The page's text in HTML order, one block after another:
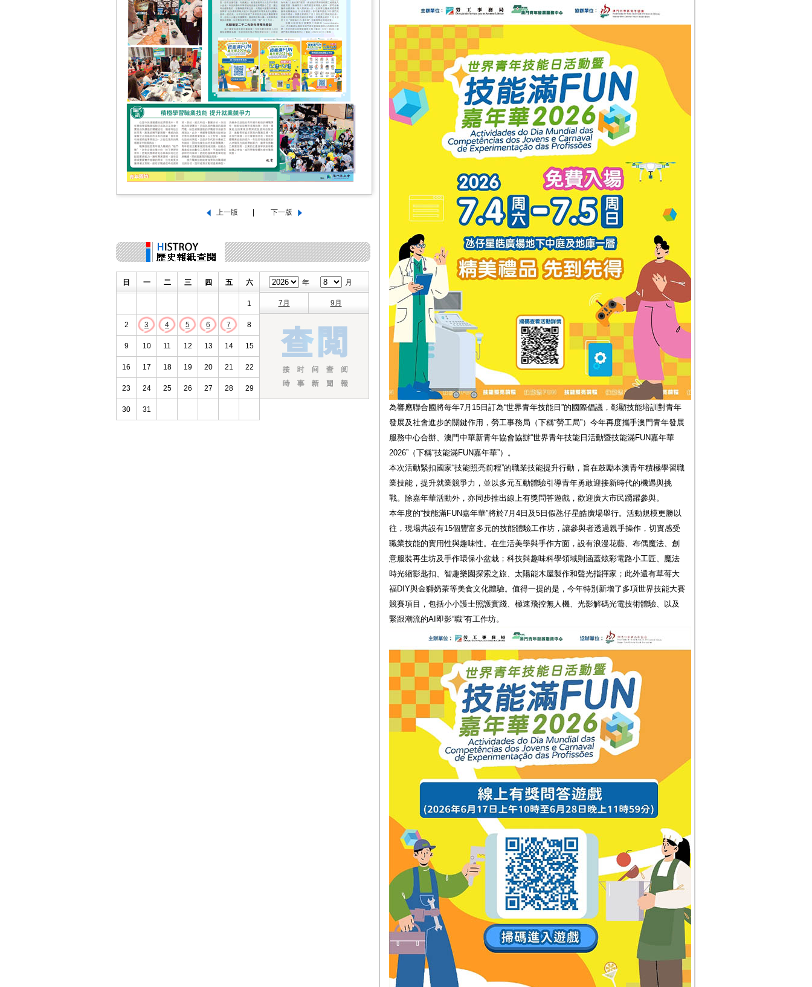
日 一 二 三 四 五 六
1
2 3 4 5 6 7 8
9 10 11 12 13 14 15
16 17 18 19 20 21 22
23 24 25 26 27 28 29
30 31
年 月
7月 9月
為響應聯合國將每年7月15日訂為“世界青年技能日”的國際倡議，彰顯技能培訓對青年
發展及社會進步的關鍵作用，勞工事務局（下稱“勞工局”）今年再度攜手澳門青年發展
服務中心合辦、澳門中華新青年協會協辦“世界青年技能日活動暨技能滿FUN嘉年華
2026”（下稱“技能滿FUN嘉年華”）。
本次活動緊扣國家“技能照亮前程”的職業技能提升行動，旨在鼓勵本澳青年積極學習職
業技能，提升就業競爭力，並以多元互動體驗引導青年勇敢迎接新時代的機遇與挑
戰。除嘉年華活動外，亦同步推出線上有獎問答遊戲，歡迎廣大市民踴躍參與。
本年度的“技能滿FUN嘉年華”將於7月4日及5日假氹仔星皓廣場舉行。活動規模更勝以
往，現場共設有15個豐富多元的技能體驗工作坊，讓參與者透過親手操作，切實感受
職業技能的實用性與趣味性。在生活美學與手作方面，設有浪漫花藝、布偶魔法、創
意服裝再生坊及手作環保小盆栽；科技與趣味科學領域則涵蓋炫彩電路小工匠、魔法
時光縮影匙扣、智趣樂園探索之旅、太陽能木屋製作和聲光指揮家；此外還有草莓大
福DIY與金獅奶茶等美食文化體驗。值得一提的是，今年特別新增了多項世界技能大賽
競賽項目，包括小小護士照護實踐、極速飛控無人機、光影解碼光電技術體驗、以及
緊跟潮流的AI即影“職”有工作坊。